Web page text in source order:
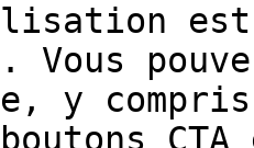
Vous
y
CTA